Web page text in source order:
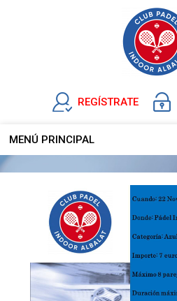
REGÍSTRATE
MENÚ PRINCIPAL